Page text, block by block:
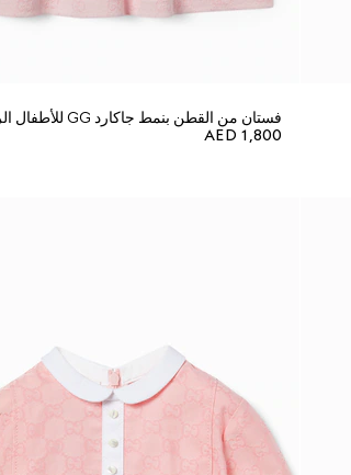
فستان من القطن بنمط جاكارد GG للأطفال الرضّع
AED 1,800